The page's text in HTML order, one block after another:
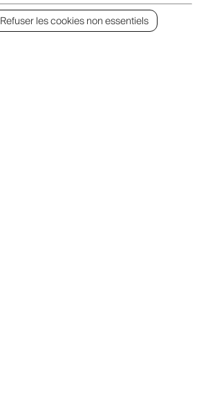
Refuser les cookies non essentiels